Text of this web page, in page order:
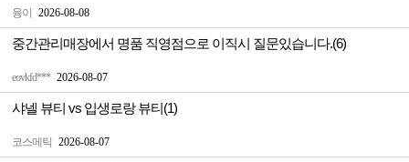
융이 2026-08-08
eovkfd*** 2026-08-07
중간관리매장에서 명품 직영점으로 이직시 질문있습니다.(6)
코스메틱 2026-08-07
샤넬 뷰티 vs 입생로랑 뷰티(1)